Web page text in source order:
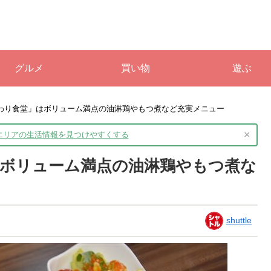
グルメ 買い物 遊ぶ
り食堂」はボリューム満点の油淋鶏やもつ煮など充実メニュー
リアの生活情報を 見つけやすくする ×
リューム満点の油淋鶏やもつ煮な
shuttle